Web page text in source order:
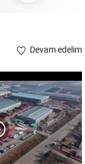
Devam edelim